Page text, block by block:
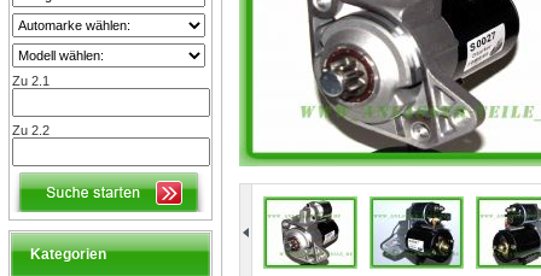
Zu 2.1
Zu 2.2
Kategorien